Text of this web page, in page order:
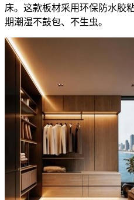
床。这款板材采用环保防水胶
期潮湿不鼓包、不生虫。